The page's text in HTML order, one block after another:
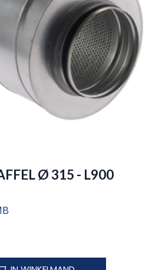
Ø 315 - L900